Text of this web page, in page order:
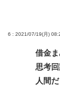
6 : 2021/07/19(月)
借金
思考
人間